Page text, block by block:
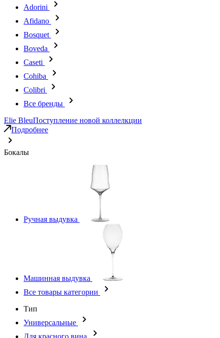
Adorini
Afidano
Bosquet
Boveda
Caseti
Cohiba
Colibri
Все бренды
Elie BleuПоступление новой коллелкции
Подробнее
Бокалы
Ручная выдувка
Машинная выдувка
Все товары категории
Тип
Универсальные
Для красного вина